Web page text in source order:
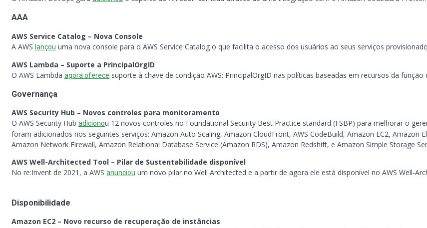
AAA
AWS Service Catalog – Nova Console
A AWS lançou uma nova console para o AWS Service Catalog o que facilita o acesso dos usuários ao seus serviços
AWS Lambda – Suporte a PrincipalOrgID
O AWS Lambda agora oferece suporte à chave de condição AWS: PrincipalOrgID nas políticas baseadas em recursos da função
Governança
AWS Security Hub – Novos controles para monitoramento
O AWS Security Hub adicionou 12 novos controles no Foundational Security Best Practice standard (FSBP) para melhorar o
foram adicionados nos seguintes serviços: Amazon Auto Scaling, Amazon CloudFront, AWS CodeBuild, Amazon EC2, Amazon
Amazon Network Firewall, Amazon Relational Database Service (Amazon RDS), Amazon Redshift, e Amazon Simple Storage
AWS Well-Architected Tool – Pilar de Sustentabilidade disponível
No re:Invent de 2021, a AWS anunciou um novo pilar no Well Architected e a partir de agora ele está disponível no AWS Well-
Disponibilidade
Amazon EC2 – Novo recurso de recuperação de instâncias